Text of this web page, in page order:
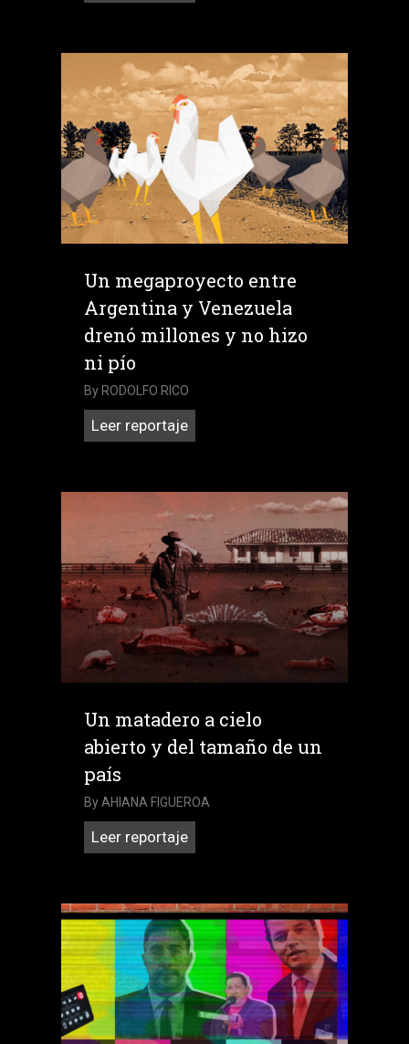
pero
sin
papeles:
el
drama
de
los
retornados
Un megaproyecto entre
Argentina y Venezuela
drenó millones y no hizo
ni pío
By RODOLFO RICO
Leer reportajeUn
Argentina
y
Venezuela
drenó
millones
y
no
hizo
pío
Un matadero a cielo
abierto y del tamaño de un
país
ByAHIANA FIGUEROA
Leer reportajeUn
cielo
abierto
y
del
tamaño
de